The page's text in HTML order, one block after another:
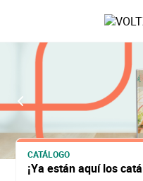
principal
CATÁLOGO
¡Ya están aquí los